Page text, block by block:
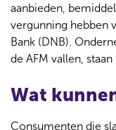
aanbieden,
vergunning hebben
Bank (DNB).
de AFM vallen,
Wat
Consumenten die